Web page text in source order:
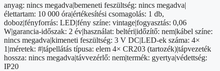
anyag: nincs megadva|bemeneti feszültség: nincs megadva|
élettartam: 10 000 óra|értékesítési csomagolás: 1 db,
doboz|fényforrás: LED|fény színe: vintage|fogyasztás: 0,06
W|garancia-időszak: 2 év|használat: beltéri|időzítő: nem|kábel színe:
nincs megadva|kimeneti feszültség: 3 V DC|LED-ek száma: 4×
1|méretek: #|tápellátás típusa: elem 4× CR203 (tartozék)|tápvezeték
hossza: nincs megadva|távvezérlő: nem|termék: gyertya|védettség:
IP20